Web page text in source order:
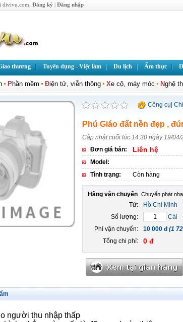
divivu.com, Đăng ký | Đăng nhập
thương Tuyển dụng - Việc làm Du lịch Ẩm thực
Phần mềm Điện tử, viễn thông Xe cộ, máy móc Nghệ
Công cụ
Phú Giáo đất nền đẹp ,
Cập nhật cuối lúc 14:30 ngày 19/
Đơn giá bán:
Liên hệ
Model:
Tình trạng:
Còn hàng
Hãng vận chuyển
Từ:
Hồ Chí Minh
Số lượng:
Cái
Phí vận chuyển:
10 000 đ(1
Tổng chi phí: 0 đ
người thu nhập thấp